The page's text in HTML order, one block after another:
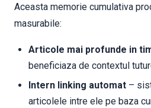
Aceasta memorie cumulativa
masurabile:
Articole mai profunde in
beneficiaza de contextul
Intern linking automat –
articolele intre ele pe baza